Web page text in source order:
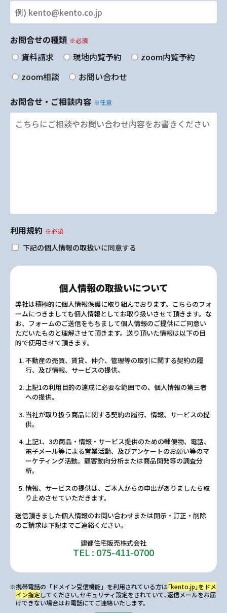
お問合せの種類 ※必須
資料請求 現地内覧予約
zoom内覧予約
zoom相談
お問い合わせ
お問合せ・ご相談内容 ※任意
利用規約 ※必須
下記の個人情報の取扱いに同意する
個人情報の取扱いについて
弊社は積極的に個人情報保護に取り組んでおります。こちらのフォ
ームにつきましても個人情報としてお取り扱いさせて頂きます。な
お、フォームのご送信をもちまして個人情報のご提供にご同意い
ただいたものと理解させて頂きます。送り頂いた情報は以下の目
的で使用させて頂きます。
不動産の売買、賃貸、仲介、管理等の取引に関する契約の履
行、及び情報、サービスの提供。
上記1の利用目的の達成に必要な範囲での、個人情報の第三者
への提供。
当社が取り扱う商品に関する契約の履行、情報、サービスの提
供。
上記1、3の商品・情報・サービス提供のための郵便物、電話、
電子メール等による営業活動、及びアンケートのお願い等のマ
ーケティング活動。顧客動向分析または商品開発等の調査分
析。
情報、サービスの提供は、ご本人からの申出がありましたら取
り止めさせていただきます。
送信頂きました個人情報のお問い合わせまたは開示・訂正・削除
のご請求は下記までご連絡ください。
建都住宅販売株式会社
TEL : 075-411-0700
※携帯電話の「ドメイン受信機能」を利用されている方は｢kento.jp｣をドメ
イン指定してください｡セキュリティ設定をされていて､返信メールをお届
けできない場合はお電話にてご連絡いたします。